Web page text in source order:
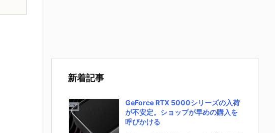
新着記事
GeForce RTX 5000シリーズの入荷
が不安定。ショップが早めの購入を
呼びかける